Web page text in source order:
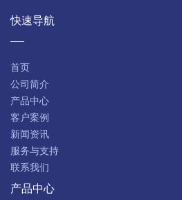
快速导航
首页
公司简介
产品中心
客户案例
新闻资讯
服务与支持
联系我们
产品中心